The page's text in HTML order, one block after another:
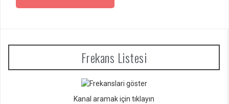
Frekans Listesi
Kanal aramak için tıklayın